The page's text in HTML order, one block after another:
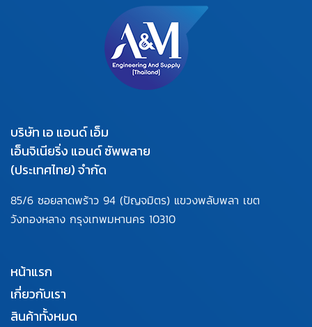
บริษัท เอ แอนด์ เอ็ม
เอ็นจิเนียริ่ง แอนด์ ซัพพลาย
(ประเทศไทย) จำกัด
85/6 ซอยลาดพร้าว 94 (ปัญจมิตร) แขวงพลับพลา เขต
วังทองหลาง กรุงเทพมหานคร 10310
หน้าแรก
เกี่ยวกับเรา
สินค้าทั้งหมด